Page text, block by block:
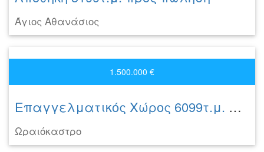
Άγιος Αθανάσιος
1.500.000 €
Επαγγελματικός Χώρος 6099τ.μ. προς πώληση
Ωραιόκαστρο